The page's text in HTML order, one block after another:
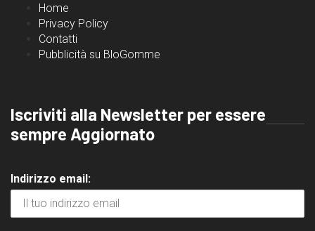
Home
Privacy Policy
Contatti
Pubblicità su BloGomme
Iscriviti alla Newsletter per essere
sempre Aggiornato
Indirizzo email: